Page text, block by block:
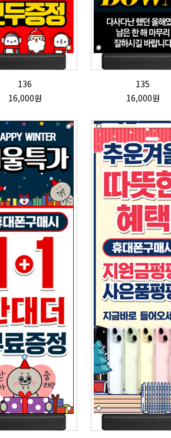
136
16,000원
135
16,000원